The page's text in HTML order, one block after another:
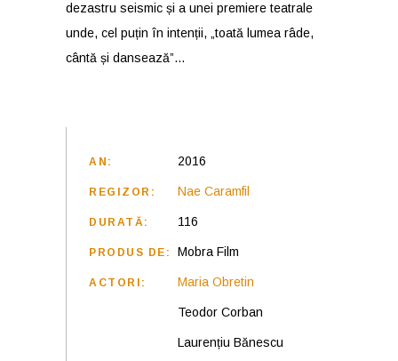
dezastru seismic și a unei premiere teatrale
unde, cel puțin în intenții, „toată lumea râde,
cântă și dansează”…
AN: 2016
REGIZOR: Nae Caramfil
DURATĂ: 116
PRODUS DE: Mobra Film
ACTORI: Maria Obretin
Teodor Corban
Laurențiu Bănescu